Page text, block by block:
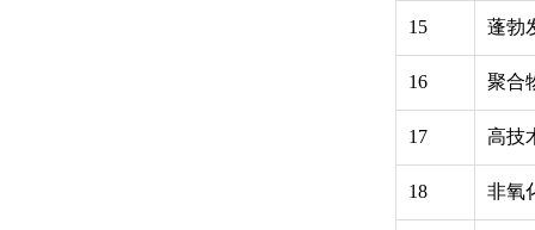
15 蓬勃
16 聚合
17 高技
18 非氧